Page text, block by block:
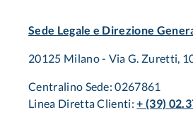
Sede Legale e Direzione
20125 Milano - Via G. Zuretti,
Centralino Sede: 0267861
Linea Diretta Clienti:+ (39)